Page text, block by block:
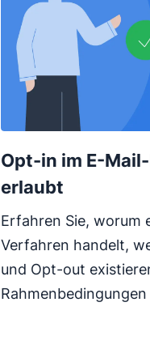
Opt-in im E-
erlaubt
Erfahren Sie, worum
Verfahren handelt,
und Opt-out
Rahmenbedingungen